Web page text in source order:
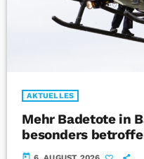
AKTUELLES
Mehr Badetote in
besonders
today